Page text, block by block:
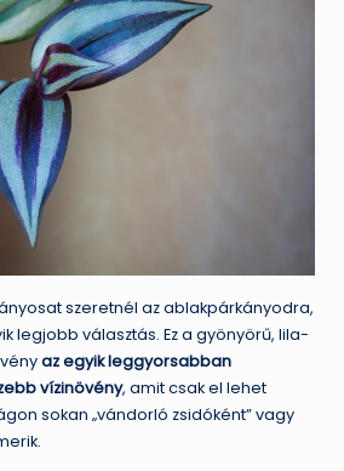
szeretnél az ablakpárkányodra,
legjobb választás. Ez a gyönyörű, lila-
az egyik leggyorsabban
vízinövény, amit csak el lehet
sokan „vándorló zsidóként” vagy